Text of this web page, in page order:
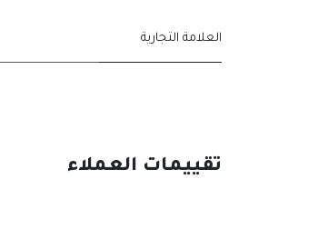
العلامة التجارية
تقييمات العملاء